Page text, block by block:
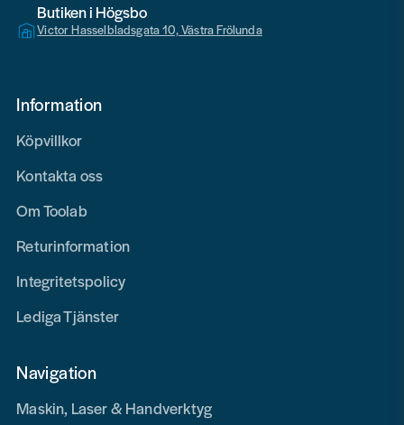
Butiken i Högsbo
Victor Hasselbladsgata 10, Västra Frölunda
Information
Köpvillkor
Kontakta oss
Om Toolab
Returinformation
Integritetspolicy
Lediga Tjänster
Navigation
Maskin, Laser & Handverktyg